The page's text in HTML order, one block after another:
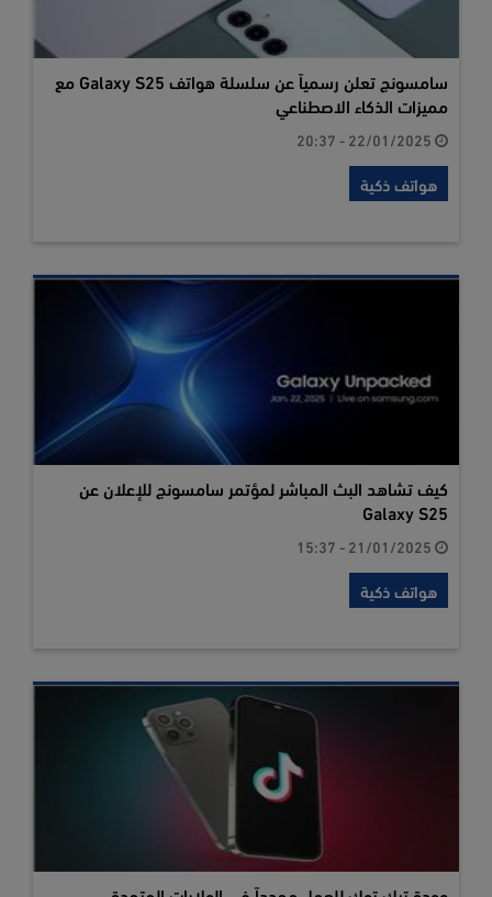
سامسونج تعلن رسمياً عن سلسلة هواتف Galaxy S25 مع
مميزات الذكاء الاصطناعي
هواتف ذكية
كيف تشاهد البث المباشر لمؤتمر سامسونج للإعلان عن
Galaxy S25
هواتف ذكية